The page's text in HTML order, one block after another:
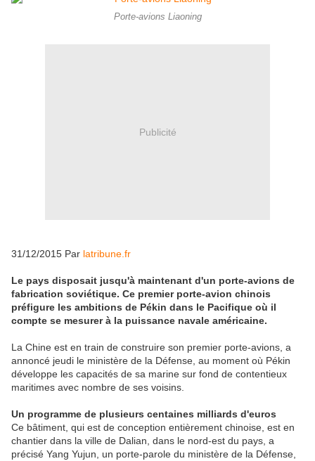
Porte-avions Liaoning
Publicité
31/12/2015 Par latribune.fr
Le pays disposait jusqu'à maintenant d'un porte-avions de
fabrication soviétique. Ce premier porte-avion chinois
préfigure les ambitions de Pékin dans le Pacifique où il
compte se mesurer à la puissance navale américaine.
La Chine est en train de construire son premier porte-avions, a
annoncé jeudi le ministère de la Défense, au moment où Pékin
développe les capacités de sa marine sur fond de contentieux
maritimes avec nombre de ses voisins.
Un programme de plusieurs centaines milliards d'euros
Ce bâtiment, qui est de conception entièrement chinoise, est en
chantier dans la ville de Dalian, dans le nord-est du pays, a
précisé Yang Yujun, un porte-parole du ministère de la Défense,